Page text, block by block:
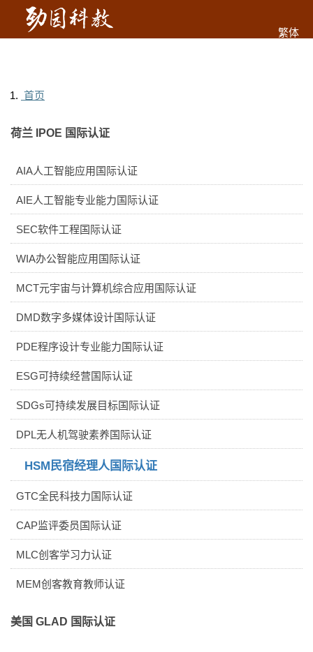
繁体
首页
荷兰 IPOE 国际认证
AIA人工智能应用国际认证
AIE人工智能专业能力国际认证
SEC软件工程国际认证
WIA办公智能应用国际认证
MCT元宇宙与计算机综合应用国际认证
DMD数字多媒体设计国际认证
PDE程序设计专业能力国际认证
ESG可持续经营国际认证
SDGs可持续发展目标国际认证
DPL无人机驾驶素养国际认证
HSM民宿经理人国际认证
GTC全民科技力国际认证
CAP监评委员国际认证
MLC创客学习力认证
MEM创客教育教师认证
美国 GLAD 国际认证